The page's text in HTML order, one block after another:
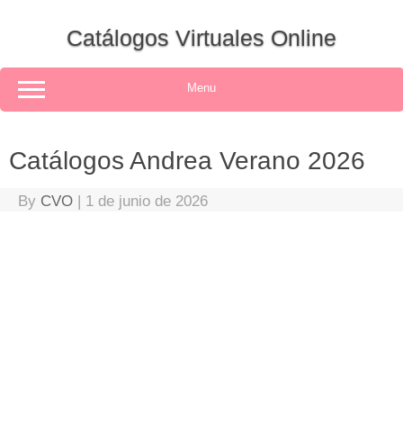
Catálogos Virtuales Online
Menu
Catálogos Andrea Verano 2026
By CVO | 1 de junio de 2026